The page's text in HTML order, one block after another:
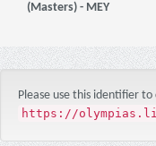
(Masters) - ΜΕΥ
Please use this identifier
https://